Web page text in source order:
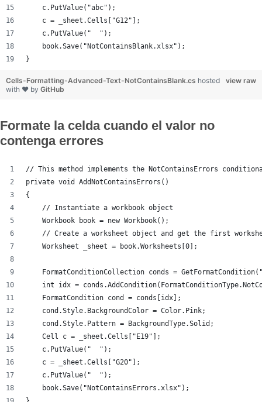
    c.PutValue("abc");
    c = _sheet.Cells["G12"];
    c.PutValue("  ");
    book.Save("NotContainsBlank.xlsx");
}
view raw
Cells-Formatting-Advanced-Text-NotContainsBlank.cs hosted
with ❤ by GitHub
Formate la celda cuando el valor no
contenga errores
// This method implements the NotContainsErrors
private void AddNotContainsErrors()
{
    // Instantiate a workbook object
    Workbook book = new Workbook();
// Create a worksheet object and get the first
    Worksheet _sheet = book.Worksheets[0];
FormatConditionCollection conds =
int idx =
    FormatCondition cond = conds[idx];
    cond.Style.BackgroundColor = Color.Pink;
    cond.Style.Pattern = BackgroundType.Solid;
    Cell c = _sheet.Cells["E19"];
    c.PutValue("  ");
    c = _sheet.Cells["G20"];
    c.PutValue("  ");
    book.Save("NotContainsErrors.xlsx");